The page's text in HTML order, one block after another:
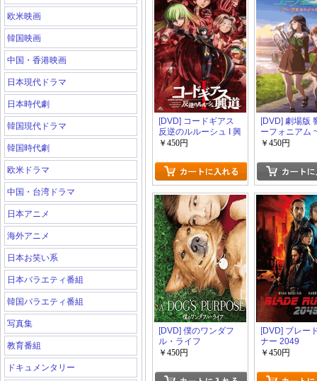
欧米映画
韓国映画
中国・香港映画
日本現代ドラマ
日本時代劇
韓国現代ドラマ
韓国時代劇
欧米ドラマ
中国・台湾ドラマ
日本アニメ
海外アニメ
日本お笑い系
日本バラエティ番組
韓国バラエティ番組
写真集
教育番組
ドキュメンタリー
[DVD] コードギアス
反逆のルルーシュ I 興
道
￥450円
[DVD] 劇場版
ーフォニアム
いメロディ~
￥450円
[DVD] 僕のワンダフ
ル・ライフ
￥450円
[DVD] ブレー
ナー 2049
￥450円